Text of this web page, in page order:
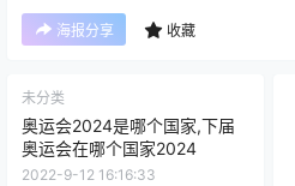
海报分享 收藏
未分类
奥运会2024是哪个国家,下届
奥运会在哪个国家2024
2022-9-12 16:16:33